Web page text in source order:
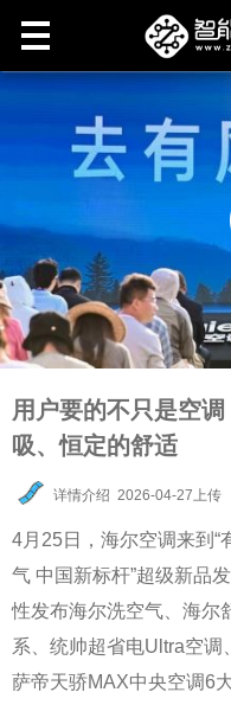
用户要的不只是空
吸、恒定的舒适
详情介绍 2026-04-27上传
4月25日，海尔空调来到“
气 中国新标杆”超级新品
性发布海尔洗空气、海尔
系、统帅超省电Ultra空调
萨帝天骄MAX中央空调6